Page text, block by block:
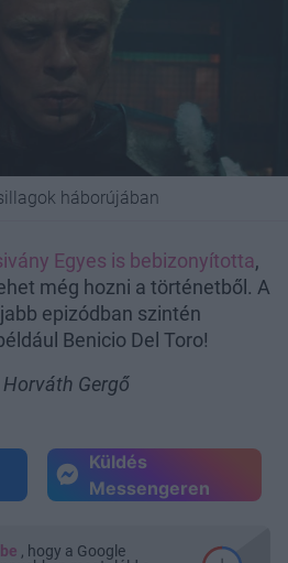
háborújában
Egyes is bebizonyította,
még hozni a történetből. A
epizódban szintén
Benicio Del Toro!
Gergő
Küldés
Messengeren
, hogy a Google